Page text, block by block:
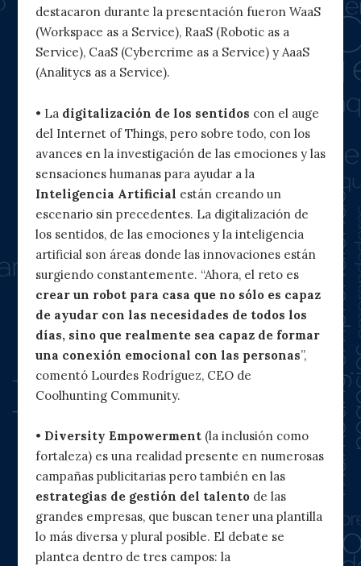
destacaron durante la presentación fueron WaaS
(Workspace as a Service), RaaS (Robotic as a
Service), CaaS (Cybercrime as a Service) y AaaS
(Analitycs as a Service).
• La digitalización de los sentidos con el auge
del Internet of Things, pero sobre todo, con los
avances en la investigación de las emociones y las
sensaciones humanas para ayudar a la
Inteligencia Artificial están creando un
escenario sin precedentes. La digitalización de
los sentidos, de las emociones y la inteligencia
artificial son áreas donde las innovaciones están
surgiendo constantemente. “Ahora, el reto es
crear un robot para casa que no sólo es capaz
de ayudar con las necesidades de todos los
días, sino que realmente sea capaz de formar
una conexión emocional con las personas”,
comentó Lourdes Rodríguez, CEO de
Coolhunting Community.
• Diversity Empowerment (la inclusión como
fortaleza) es una realidad presente en numerosas
campañas publicitarias pero también en las
estrategias de gestión del talento de las
grandes empresas, que buscan tener una plantilla
lo más diversa y plural posible. El debate se
plantea dentro de tres campos: la